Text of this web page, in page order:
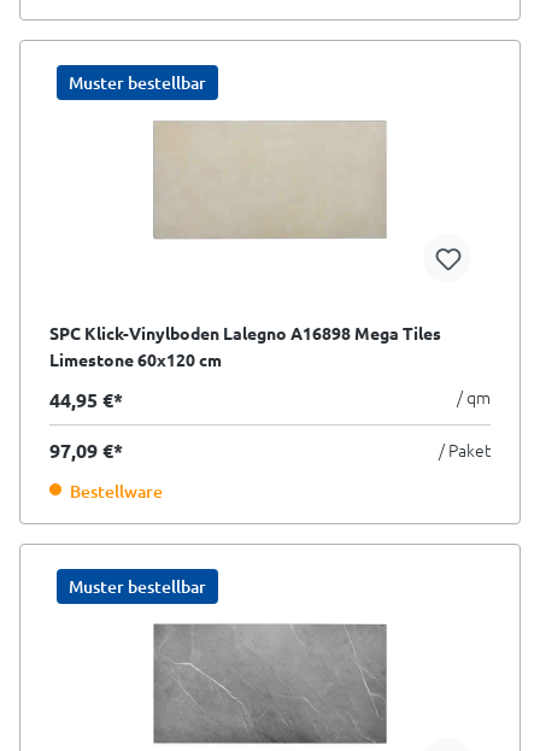
Muster bestellbar
SPC Klick-Vinylboden Lalegno A16898 Mega Tiles
Limestone 60x120 cm
44,95 €* / qm
97,09 €* / Paket
Bestellware
Muster bestellbar